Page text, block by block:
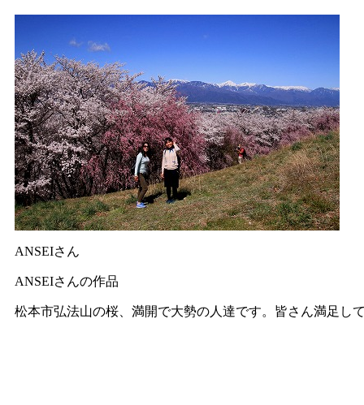
ANSEIさん
ANSEIさんの作品
松本市弘法山の桜、満開で大勢の人達です。皆さん満足し